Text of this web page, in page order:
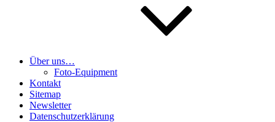
Über uns…
Foto-Equipment
Kontakt
Sitemap
Newsletter
Datenschutzerklärung